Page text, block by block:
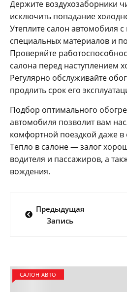
Держите воздухозаборники
исключить попадание
Утеплите салон автомобиля
специальных материалов и
Проверяйте
салона перед наступлением
Регулярно обслуживайте
продлить срок его
Подбор оптимального
автомобиля позволит вам
комфортной поездкой даже
Тепло в салоне — залог
водителя и пассажиров, а
вождения.
по
Предыдущая
Запись
САЛОН АВТО